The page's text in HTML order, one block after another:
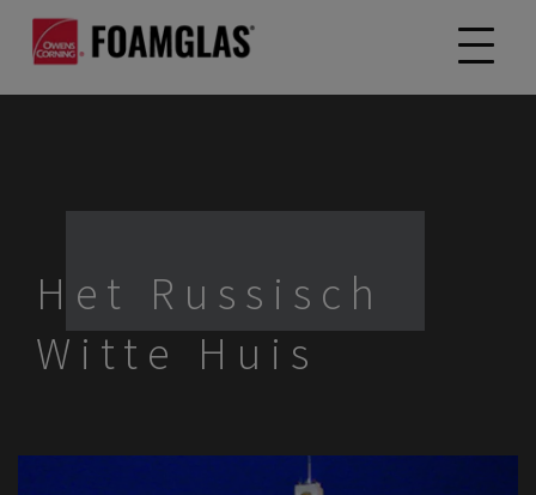
Het Russisch
Witte Huis